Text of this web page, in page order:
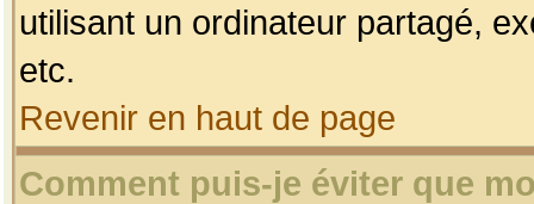
utilisant un ordinateur partagé,
etc.
Revenir en haut de page
Comment puis-je éviter que